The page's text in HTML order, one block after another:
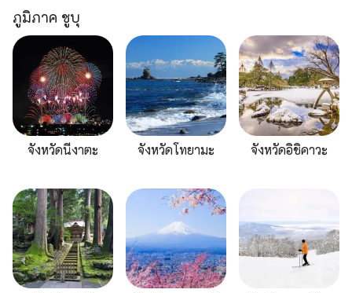
ภูมิภาค ชูบุ
จังหวัดนีงาตะ จังหวัดโทยามะ จังหวัดอิชิคาวะ